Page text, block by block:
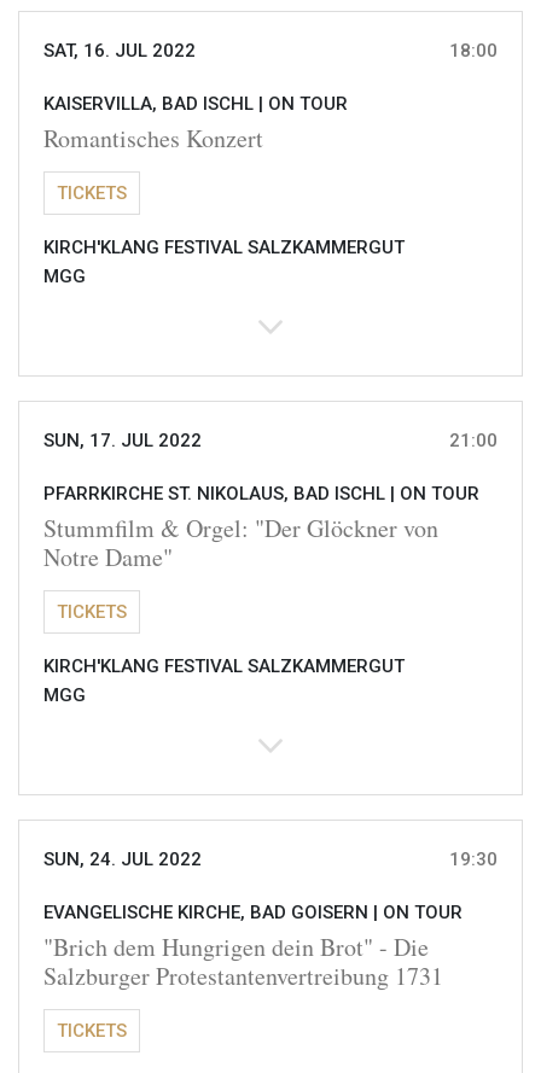
SAT, 16. JUL 2022 18:00
KAISERVILLA, BAD ISCHL | ON TOUR
Romantisches Konzert
TICKETS
KIRCH'KLANG FESTIVAL SALZKAMMERGUT
MGG
SUN, 17. JUL 2022 21:00
PFARRKIRCHE ST. NIKOLAUS, BAD ISCHL | ON TOUR
Stummfilm & Orgel: "Der Glöckner von
Notre Dame"
TICKETS
KIRCH'KLANG FESTIVAL SALZKAMMERGUT
MGG
SUN, 24. JUL 2022 19:30
EVANGELISCHE KIRCHE, BAD GOISERN | ON TOUR
"Brich dem Hungrigen dein Brot" - Die
Salzburger Protestantenvertreibung 1731
TICKETS